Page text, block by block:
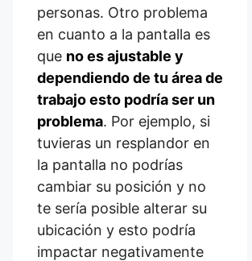
personas. Otro problema
en cuanto a la pantalla es
que no es ajustable y
dependiendo de tu área de
trabajo esto podría ser un
problema. Por ejemplo, si
tuvieras un resplandor en
la pantalla no podrías
cambiar su posición y no
te sería posible alterar su
ubicación y esto podría
impactar negativamente